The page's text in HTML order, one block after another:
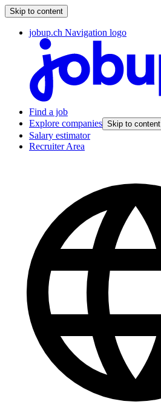
Skip to content
jobup.ch Navigation logo
Find a job
Explore companies Skip to content
Salary estimator
Recruiter Area